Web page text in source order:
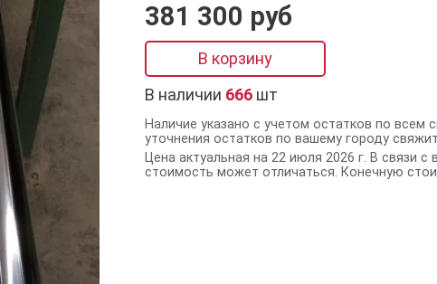
381 300 руб
В корзину
В наличии 666 шт
Наличие указано с учетом остатков по
уточнения остатков по вашему городу
Цена актуальная на 22 июля 2026 г. В связи
стоимость может отличаться. Конечную